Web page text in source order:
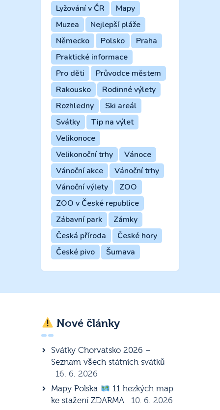
Lyžování v ČR
Mapy
Muzea
Nejlepší pláže
Německo
Polsko
Praha
Praktické informace
Pro děti
Průvodce městem
Rakousko
Rodinné výlety
Rozhledny
Ski areál
Svátky
Tip na výlet
Velikonoce
Velikonoční trhy
Vánoce
Vánoční akce
Vánoční trhy
Vánoční výlety
ZOO
ZOO v České republice
Zábavní park
Zámky
Česká příroda
České hory
České pivo
Šumava
Nové články
Svátky Chorvatsko 2026 –
Seznam všech státních svátků
16. 6. 2026
Mapy Polska
11 hezkých map
ke stažení ZDARMA
10. 6. 2026